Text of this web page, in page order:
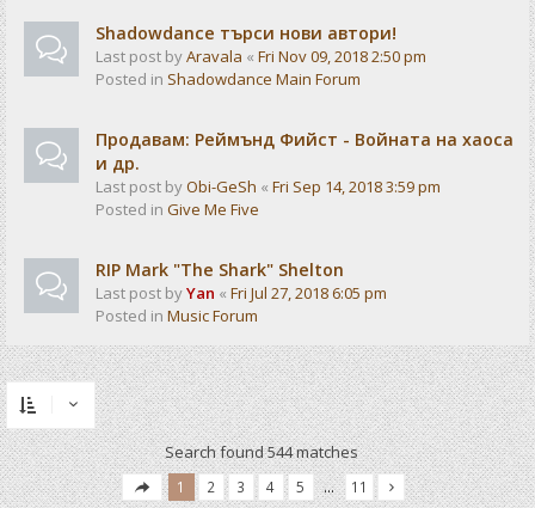
Shadowdance търси нови автори!
Last post byAravala « Fri Nov 09, 2018 2:50 pm
Posted in Shadowdance Main Forum
Продавам: Реймънд Фийст - Войната на хаоса
и др.
Last post byObi-GeSh « Fri Sep 14, 2018 3:59 pm
Posted in Give Me Five
RIP Mark "The Shark" Shelton
Last post byYan « Fri Jul 27, 2018 6:05 pm
Posted in Music Forum
Search found 544 matches
1 2 3 4 5 … 11